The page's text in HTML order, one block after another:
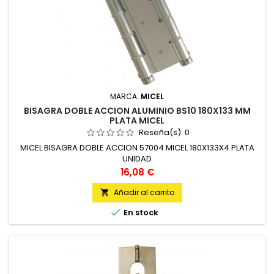
MARCA: MICEL
BISAGRA DOBLE ACCION ALUMINIO BS10 180X133 MM
PLATA MICEL
Reseña(s): 0
MICEL BISAGRA DOBLE ACCION 57004 MICEL 180X133X4 PLATA
UNIDAD
Precio
16,08 €
 Añadir al carrito
 En stock